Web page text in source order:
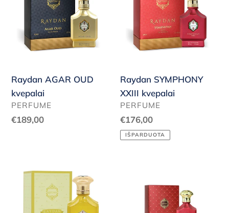
Raydan AGAR OUD
kvepalai
PARDAVĖJAS
PERFUME
Reguliari
€189,00
Raydan SYMPHONY
XXIII kvepalai
PARDAVĖJAS
PERFUME
Reguliari
kaina
€176,00
IŠPARDUOTA
LUBAN